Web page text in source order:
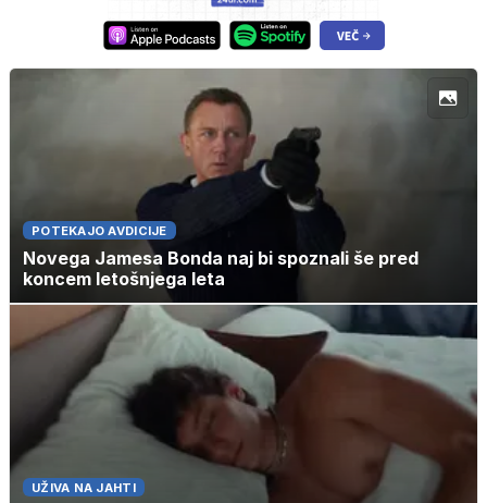
POTEKAJO AVDICIJE
Novega Jamesa Bonda naj bi spoznali še pred
koncem letošnjega leta
UŽIVA NA JAHTI